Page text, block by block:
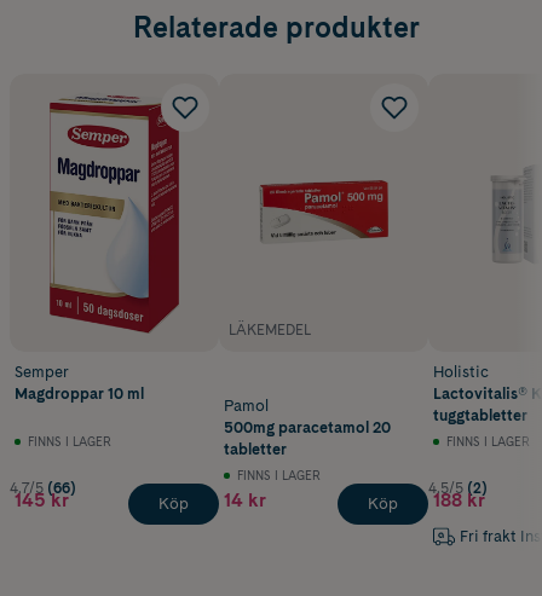
Relaterade produkter
Semper
Magdroppar 10 ml
FINNS I LAGER
4.7/5 (66)
145 kr Köp
LÄKEMEDEL
Pamol
500mg paracetamol 20
tabletter
FINNS I LAGER
14 kr Köp
Holistic
Lactovitalis®
tuggtabletter
FINNS I LAGER
4.5/5 (2)
188 kr
Fri frakt